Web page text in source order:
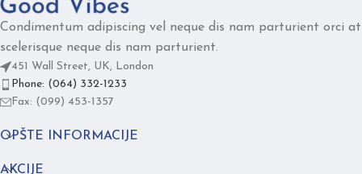
Condimentum adipiscing vel neque dis nam parturient orci at
scelerisque neque dis nam parturient.
451 Wall Street, UK, London
Phone: (064) 332-1233
Fax: (099) 453-1357
OPŠTE INFORMACIJE
AKCIJE